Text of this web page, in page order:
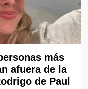
más
afuera de la
de Paul